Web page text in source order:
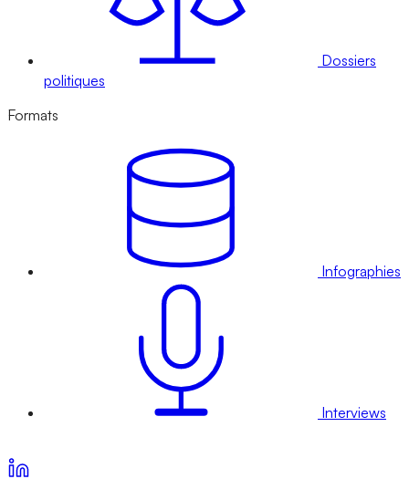
Dossiers
politiques
Formats
Infographies
Interviews